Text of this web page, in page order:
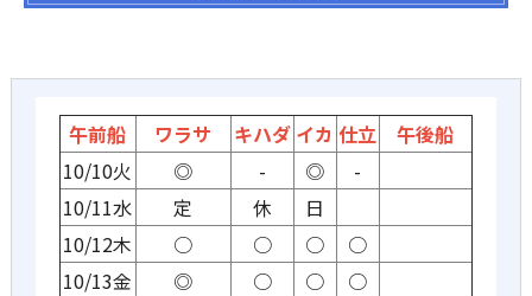
午前船 ワラサ キハダ イカ 仕立
午後船
10/10火
◎ - ◎
-
10/11水
定 休
日
10/12木
○ ○ ○
○
10/13金
◎ ○ ○
○